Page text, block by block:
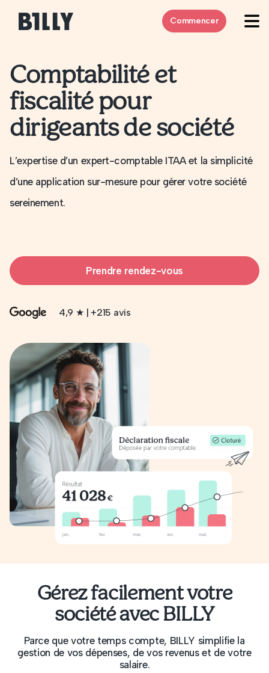
Commencer
Comptabilité et
fiscalité pour
dirigeants de société
L’expertise d’un expert-comptable ITAA et la simplicité
d’une application sur-mesure pour gérer votre société
sereinement.
Prendre rendez-vous
4,9 ★ | +215 avis
Gérez facilement votre
société avec BILLY
Parce que votre temps compte, BILLY simplifie la
gestion de vos dépenses, de vos revenus et de votre
salaire.